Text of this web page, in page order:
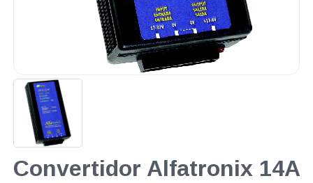
Convertidor Alfatronix 14A